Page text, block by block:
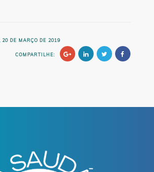
20 DE MARÇO DE 2019
COMPARTILHE: